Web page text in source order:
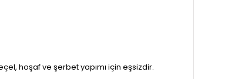
hoşaf ve şerbet yapımı için eşsizdir.